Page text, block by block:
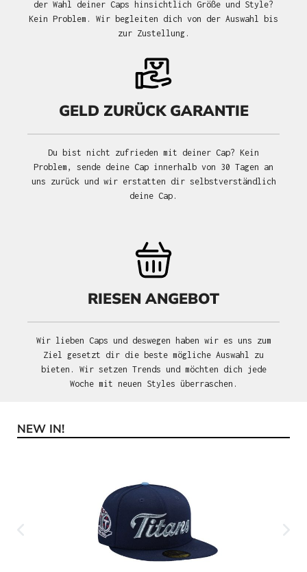
der Wahl deiner Caps hinsichtlich Größe und Style?
Kein Problem. Wir begleiten dich von der Auswahl bis
zur Zustellung.
GELD ZURÜCK GARANTIE
Du bist nicht zufrieden mit deiner Cap? Kein
Problem, sende deine Cap innerhalb von 30 Tagen an
uns zurück und wir erstatten dir selbstverständlich
deine Cap.
RIESEN ANGEBOT
Wir lieben Caps und deswegen haben wir es uns zum
Ziel gesetzt dir die beste mögliche Auswahl zu
bieten. Wir setzen Trends und möchten dich jede
Woche mit neuen Styles überraschen.
Produktgalerie überspringen
NEW IN!